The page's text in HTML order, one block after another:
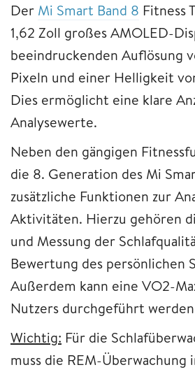
Der Mi Smart Band 8 Fitness
1,62 Zoll großes AMOLED-
beeindruckenden Auflösung
Pixeln und einer Helligkeit
Dies ermöglicht eine klare
Analysewerte.
Neben den gängigen
die 8. Generation des Mi
zusätzliche Funktionen zur
Aktivitäten. Hierzu gehören
und Messung der
Bewertung des persönlichen
Außerdem kann eine VO2-
Nutzers durchgeführt
Wichtig: Für die
muss die REM-Überwachung